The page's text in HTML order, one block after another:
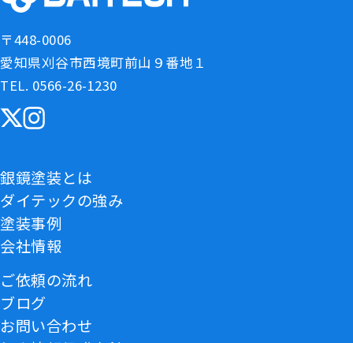
〒448-0006
愛知県刈谷市西境町前山９番地１
TEL. 0566-26-1230
銀鏡塗装とは
ダイテックの強み
塗装事例
会社情報
ご依頼の流れ
ブログ
お問い合わせ